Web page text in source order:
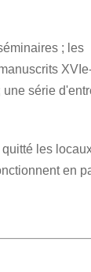
; les
série
les
en